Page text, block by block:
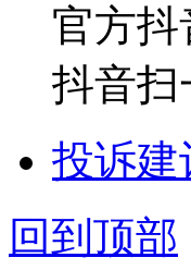
官方抖
抖音扫
投诉建
回到顶部